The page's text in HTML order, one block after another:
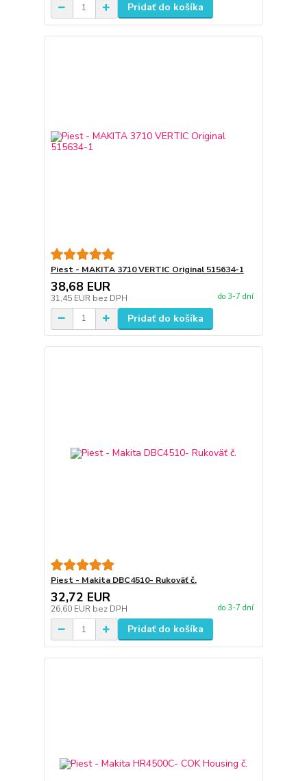
Pridať do košíka
Piest - MAKITA 3710 VERTIC Original 515634-1
38,68 EUR
31,45 EUR bez DPH do 3-7 dní
Pridať do košíka
Piest - Makita DBC4510- Rukoväť č.
32,72 EUR
26,60 EUR bez DPH do 3-7 dní
Pridať do košíka